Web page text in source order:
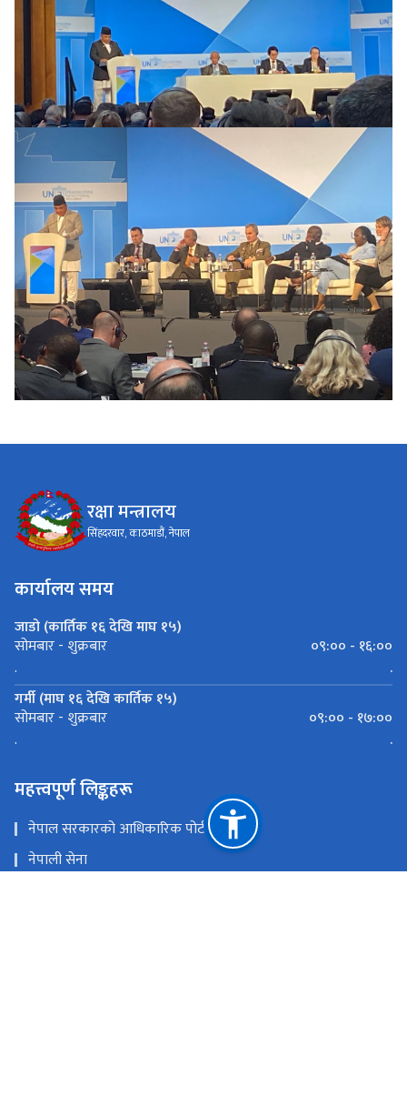
रक्षा मन्त्रालय
सिंहदरवार, काठमाडौं, नेपाल
कार्यालय समय
जाडो (कार्तिक १६ देखि माघ १५)
सोमबार - शुक्रबार
०९:०० - १६:००
.
.
गर्मी (माघ १६ देखि कार्तिक १५)
सोमबार - शुक्रबार
०९:०० - १७:००
.
.
महत्त्वपूर्ण लिङ्कहरू
नेपाल सरकारको आधिकारिक पोर्टल
नेपाली सेना